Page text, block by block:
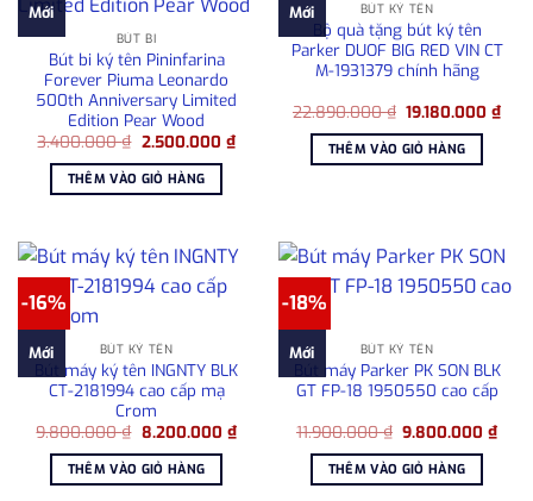
Mới
BÚT BI
Bút bi ký tên Pininfarina
Forever Piuma Leonardo
500th Anniversary Limited
Edition Pear Wood
3.400.000₫ Giá
là:
3.400.000 ₫.
2.500.000 ₫Giá
hiện
THÊM VÀO GIỎ HÀNG
Mới BÚT KÝ TÊN
Bộ quà tặng bút ký tên
Parker DUOF BIG RED VIN CT
M-1931379 chính hãng
22.890.000₫ Giá
là:
22.890.000 ₫.
19.180.000₫Giá
hiện
THÊM VÀO GIỎ HÀNG
-16%
Mới BÚT KÝ TÊN
Bút máy ký tên INGNTY BLK
CT-2181994 cao cấp mạ
Crom
9.800.000₫ Giá
là:
9.800.000 ₫.
8.200.000 ₫Giá
THÊM VÀO GIỎ HÀNG
-18%
Mới BÚT KÝ TÊN
Bút máy Parker PK SON BLK
GT FP-18 1950550 cao cấp
11.900.000₫ Giá
là:
11.900.000 ₫.
9.800.000₫Giá
THÊM VÀO GIỎ HÀNG